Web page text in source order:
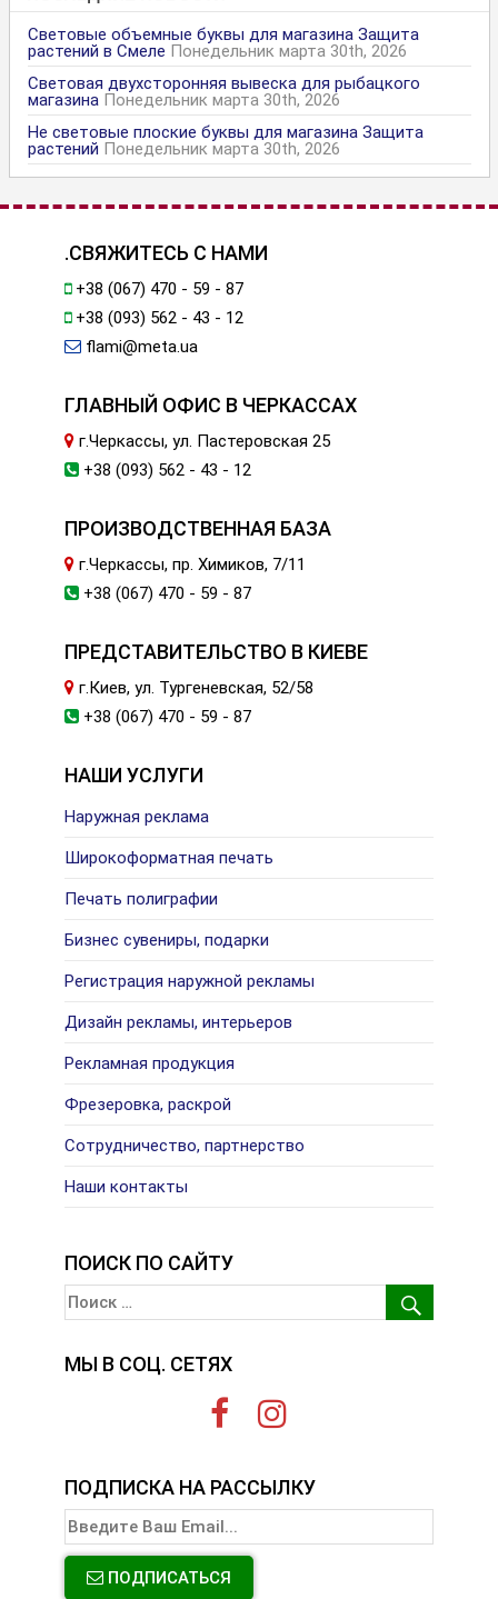
Световые объемные буквы для магазина Защита
растений в Смеле Понедельник марта 30th, 2026
Световая двухсторонняя вывеска для рыбацкого
магазина Понедельник марта 30th, 2026
Не световые плоские буквы для магазина Защита
растений Понедельник марта 30th, 2026
.СВЯЖИТЕСЬ С НАМИ
+38 (067) 470 - 59 - 87
+38 (093) 562 - 43 - 12
flami@meta.ua
ГЛАВНЫЙ ОФИС В ЧЕРКАССАХ
г.Черкассы, ул. Пастеровская 25
+38 (093) 562 - 43 - 12
ПРОИЗВОДСТВЕННАЯ БАЗА
г.Черкассы, пр. Химиков, 7/11
+38 (067) 470 - 59 - 87
ПРЕДСТАВИТЕЛЬСТВО В КИЕВЕ
г.Киев, ул. Тургеневская, 52/58
+38 (067) 470 - 59 - 87
НАШИ УСЛУГИ
Наружная реклама
Широкоформатная печать
Печать полиграфии
Бизнес сувениры, подарки
Регистрация наружной рекламы
Дизайн рекламы, интерьеров
Рекламная продукция
Фрезеровка, раскрой
Сотрудничество, партнерство
Наши контакты
ПОИСК ПО САЙТУ
МЫ В СОЦ. СЕТЯХ
ПОДПИСКА НА РАССЫЛКУ
ПОДПИСАТЬСЯ